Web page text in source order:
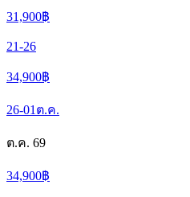
31,900฿
21-26
34,900฿
26-01 ต.ค.
ต.ค. 69
34,900฿